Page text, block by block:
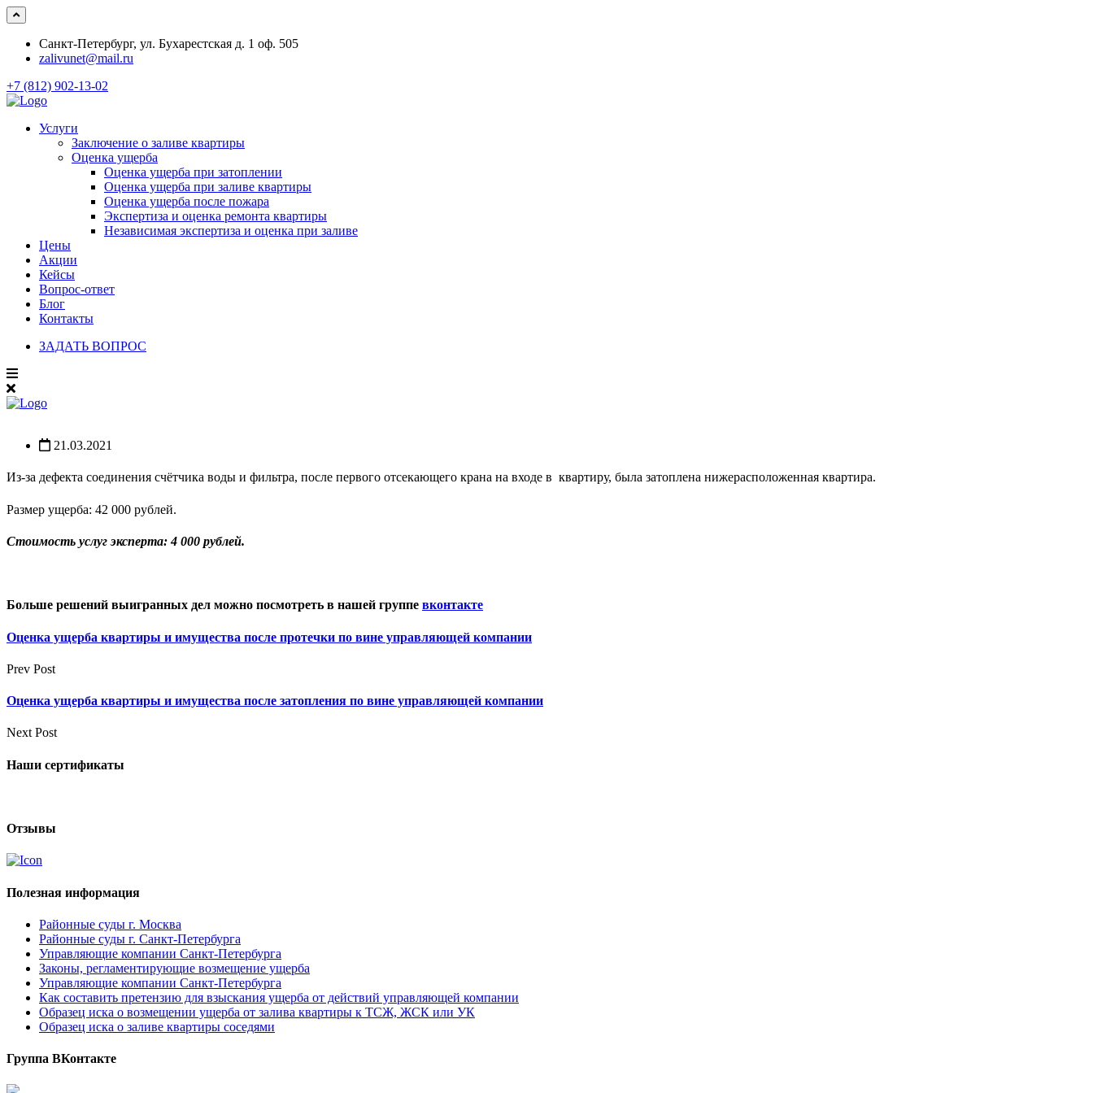
Санкт-Петербург, ул. Бухарестская д. 1 оф. 505
zalivunet@mail.ru
+7 (812) 902-13-02
Услуги
Заключение о заливе квартиры
Оценка ущерба
Оценка ущерба при затоплении
Оценка ущерба при заливе квартиры
Оценка ущерба после пожара
Экспертиза и оценка ремонта квартиры
Независимая экспертиза и оценка при заливе
Цены
Акции
Кейсы
Вопрос-ответ
Блог
Контакты
ЗАДАТЬ ВОПРОС
21.03.2021
Из-за дефекта соединения счётчика воды и фильтра, после первого отсекающего крана на входе в квартиру, была затоплена нижерасположенная квартира.
Размер ущерба: 42 000 рублей.
Стоимость услуг эксперта: 4 000 рублей.
Больше решений выигранных дел можно посмотреть в нашей группе вконтакте
Оценка ущерба квартиры и имущества после протечки по вине управляющей компании
Prev Post
Оценка ущерба квартиры и имущества после затопления по вине управляющей компании
Next Post
Наши сертификаты
Отзывы
Полезная информация
Районные суды г. Москва
Районные суды г. Санкт-Петербурга
Управляющие компании Санкт-Петербурга
Законы, регламентирующие возмещение ущерба
Управляющие компании Санкт-Петербурга
Как составить претензию для взыскания ущерба от действий управляющей компании
Образец иска о возмещении ущерба от залива квартиры к ТСЖ, ЖСК или УК
Образец иска о заливе квартиры соседями
Группа ВКонтакте